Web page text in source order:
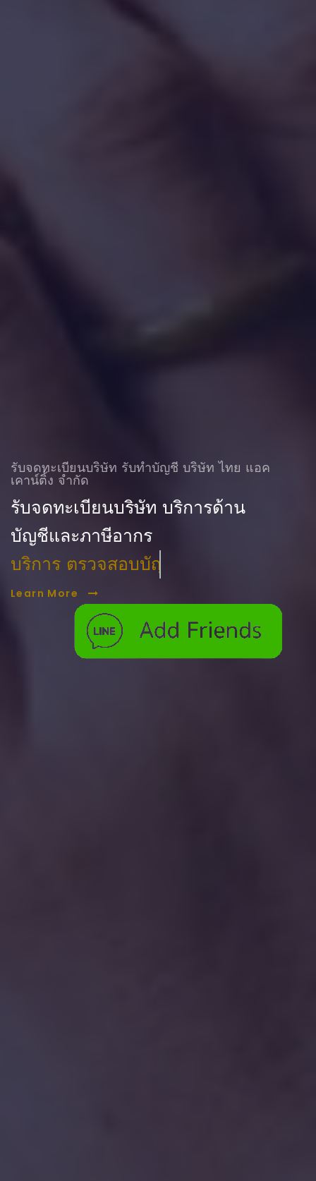
รับจดทะเบียนบริษัท รับทําบัญชี บริษัท ไทย แอค
เคาน์ติ้ง จำกัด
รับจดทะเบียนบริษัท บริการด้าน
บัญชีและภาษีอากร
บริการ ตรวจสอบบัญชี
Learn More